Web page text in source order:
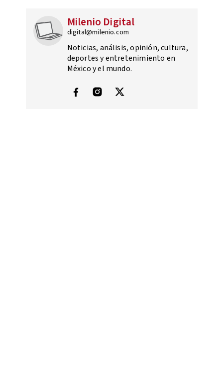
Milenio Digital
digital@milenio.com
Noticias, análisis, opinión, cultura,
deportes y entretenimiento en
México y el mundo.